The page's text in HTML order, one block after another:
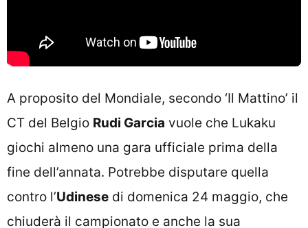
A proposito del Mondiale, secondo ‘Il Mattino’ il
CT del Belgio Rudi Garcia vuole che Lukaku
giochi almeno una gara ufficiale prima della
fine dell’annata. Potrebbe disputare quella
contro l’Udinese di domenica 24 maggio, che
chiuderà il campionato e anche la sua